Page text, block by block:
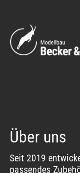
Über uns
Seit 2019
passendes